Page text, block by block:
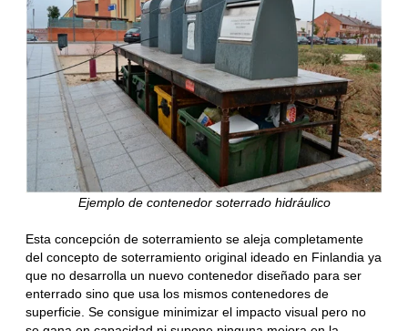
Ejemplo de contenedor soterrado hidráulico
Esta concepción de soterramiento se aleja completamente
del concepto de soterramiento original ideado en Finlandia ya
que no desarrolla un nuevo contenedor diseñado para ser
enterrado sino que usa los mismos contenedores de
superficie. Se consigue minimizar el impacto visual pero no